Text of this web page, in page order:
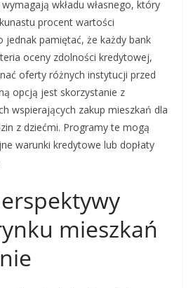
wkładu własnego, który
procent wartości
jednak pamiętać, że każdy bank
oceny zdolności kredytowej,
oferty różnych instytucji przed
opcją jest skorzystanie z
wspierających zakup mieszkań dla
z dziećmi. Programy te mogą
warunki kredytowe lub dopłaty
mieszkań